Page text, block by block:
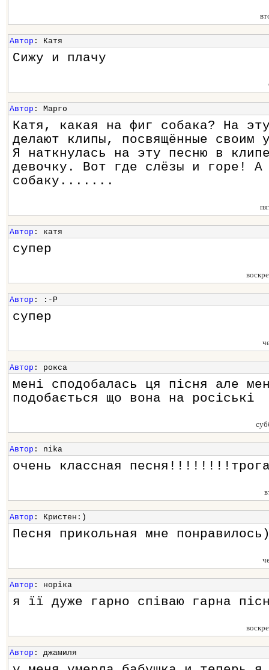
Автор : Катя
Сижу и плачу
Автор : Марго
Катя, какая на фиг собака? На
делают клипы, посвящённые своим
Я наткнулась на эту песню в
девочку. Вот где слёзы и горе!
собаку.......
Автор : катя
супер
Автор : :-Р
супер
Автор : рокса
мені сподобалась ця пісня але
подобається що вона на росіські
Автор : nika
очень классная
Автор : Кристен:)
Песня прикольная мне
Автор : норіка
я її дуже гарно співаю гарна
Автор : джамиля